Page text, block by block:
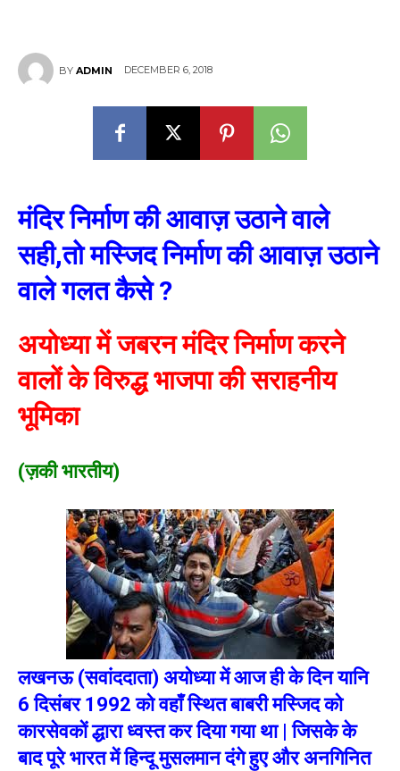
BY ADMIN DECEMBER 6, 2018
मंदिर निर्माण की आवाज़ उठाने वाले
सही,तो मस्जिद निर्माण की आवाज़ उठाने
वाले गलत कैसे ?
अयोध्या में जबरन मंदिर निर्माण करने
वालों के विरुद्ध भाजपा की सराहनीय
भूमिका
(ज़की भारतीय)
लखनऊ (सवांददाता) अयोध्या में आज ही के दिन यानि
6 दिसंबर 1992 को वहाँ स्थित बाबरी मस्जिद को
कारसेवकों द्धारा ध्वस्त कर दिया गया था | जिसके के
बाद पूरे भारत में हिन्दू मुसलमान दंगे हुए और अनगिनित